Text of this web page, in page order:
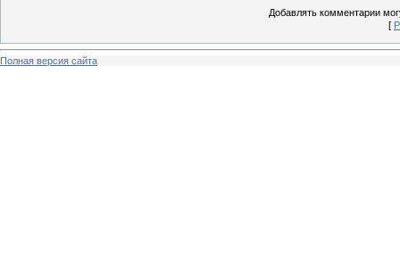
Добавлять комментарии
[
Полная версия сайта